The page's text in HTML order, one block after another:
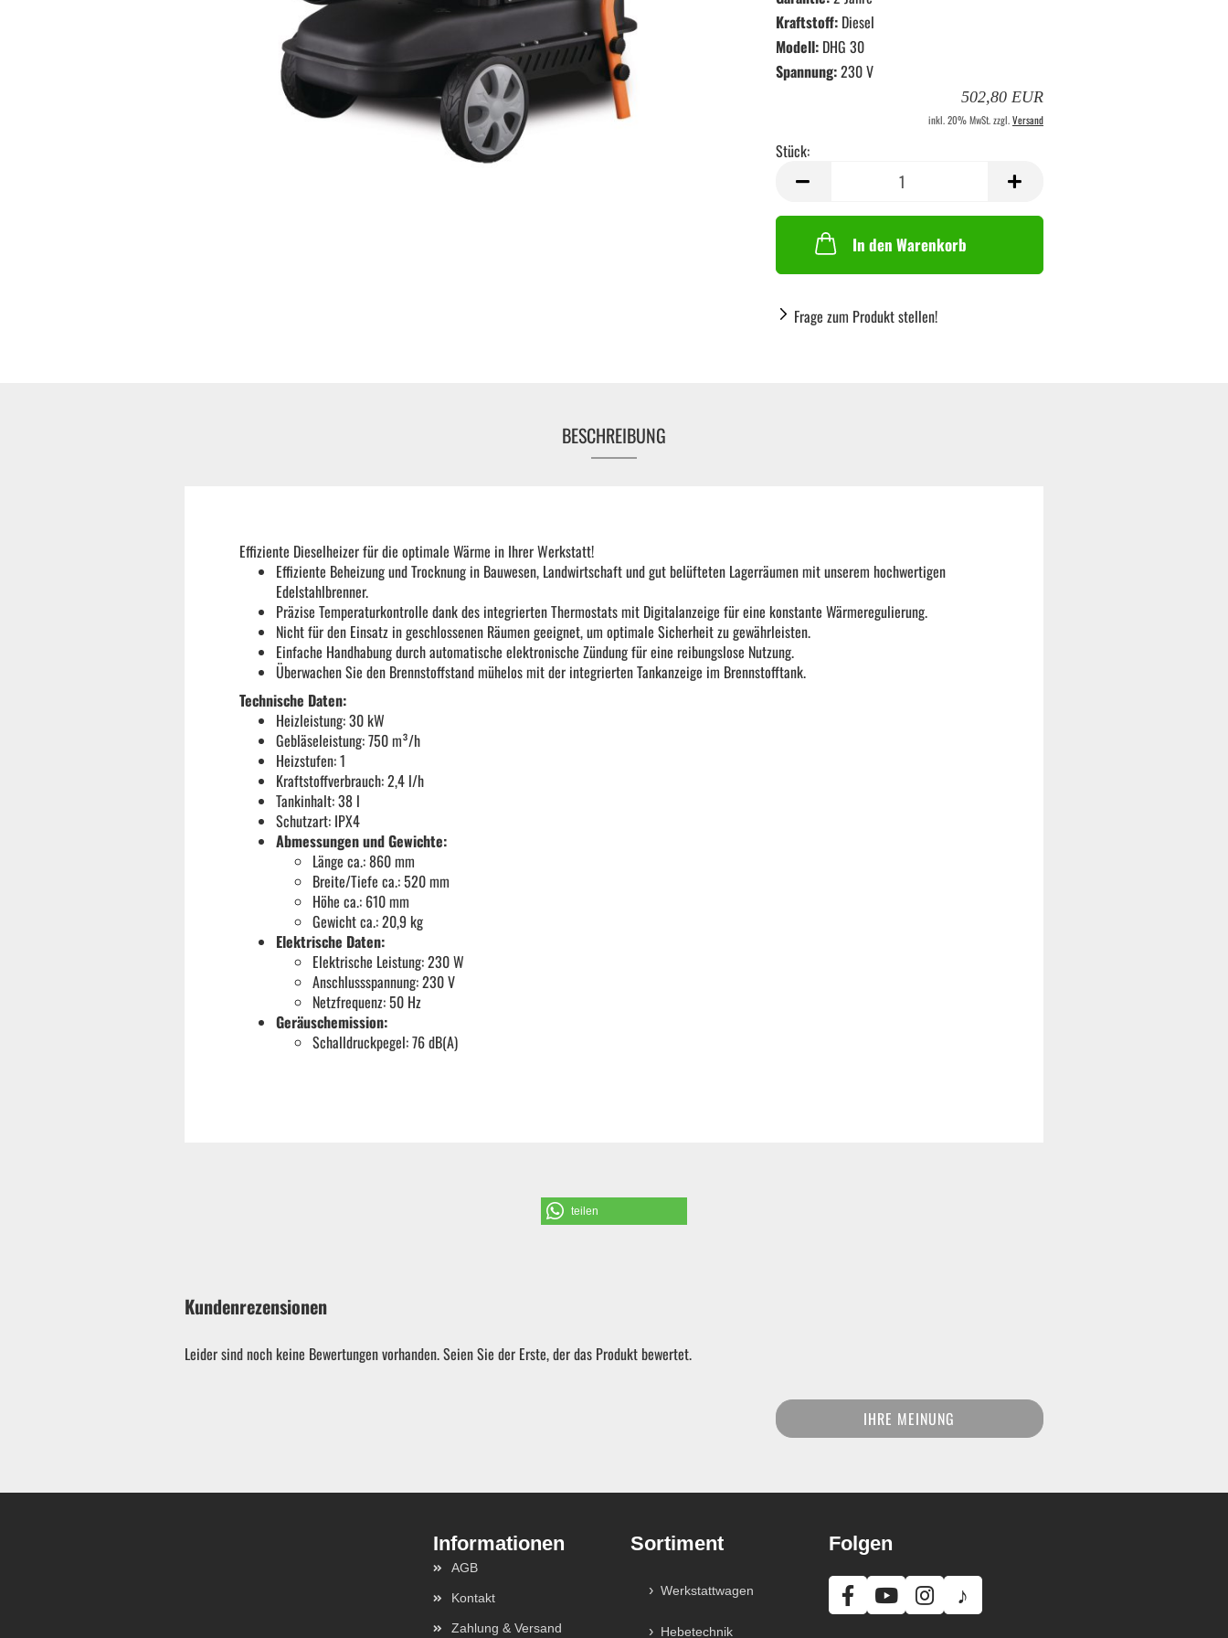
Hoflader / Agrarfahrzeug
Gummiketten Minibagger
Ersatzteile
Zubehör und Hilfswerkzeug
Autoreinigung | Autopflege
KFZ Spezialwerkzeug
Ratschen und Einsätze
Schraubenschlüssel | Stecknüsse
Zange
Heckenscheren
Rasentrimmer
Kraftstoff: Diesel
Modell: DHG 30
Spannung:230 V
502,80 EUR
inkl. 20% MwSt. zzgl.Versand
Stück:
Stück
In den Warenkorb
Frage zum Produkt stellen!
BESCHREIBUNG
Effiziente Dieselheizer für die optimale Wärme in Ihrer Werkstatt!
Effiziente Beheizung und Trocknung in Bauwesen, Landwirtschaft und gut belüfteten Lagerräumen mit unserem hochwertigen
Edelstahlbrenner.
Präzise Temperaturkontrolle dank des integrierten Thermostats mit Digitalanzeige für eine konstante Wärmeregulierung.
Nicht für den Einsatz in geschlossenen Räumen geeignet, um optimale Sicherheit zu gewährleisten.
Einfache Handhabung durch automatische elektronische Zündung für eine reibungslose Nutzung.
Überwachen Sie den Brennstoffstand mühelos mit der integrierten Tankanzeige im Brennstofftank.
Technische Daten:
Heizleistung: 30 kW
Gebläseleistung: 750 m³/h
Heizstufen: 1
Kraftstoffverbrauch: 2,4 l/h
Tankinhalt: 38 l
Schutzart: IPX4
Abmessungen und Gewichte:
Länge ca.: 860 mm
Breite/Tiefe ca.: 520 mm
Höhe ca.: 610 mm
Gewicht ca.: 20,9 kg
Elektrische Daten:
Elektrische Leistung: 230 W
Anschlussspannung: 230 V
Netzfrequenz: 50 Hz
Geräuschemission:
Schalldruckpegel: 76 dB(A)
teilen
Kundenrezensionen
Leider sind noch keine Bewertungen vorhanden. Seien Sie der Erste, der das Produkt bewertet.
IHRE MEINUNG
AGB
Kontakt
Zahlung & Versand
Sortiment
Werkstattwagen
Hebetechnik
Folgen
♪